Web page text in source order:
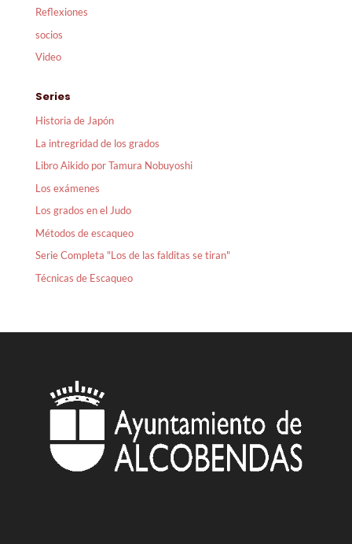
Reflexiones
socios
Video
Series
Historia de Japón
La intregridad de los grados
Libro Aikido por Tamura Nobuyoshi
Los exámenes
Los grados en el Judo
Métodos de escaqueo
Serie Completa "Los de las falditas se tiran"
Técnicas de Escaqueo